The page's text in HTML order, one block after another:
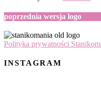
poprzednia wersja logo
Polityka prywatności
INSTAGRAM